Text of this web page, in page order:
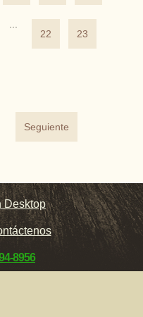
22
23
Seguiente
Desktop
8956